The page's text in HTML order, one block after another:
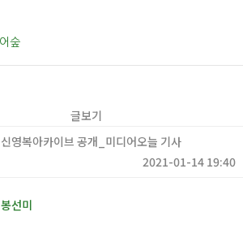
글보기
신영복아카이브 공개_미디어오늘 기사
2021-01-14 19:40
봉선미